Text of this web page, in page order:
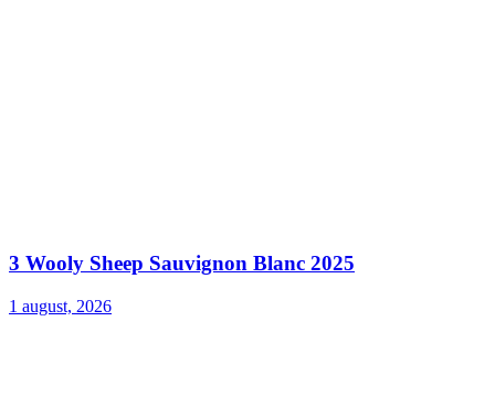
3 Wooly Sheep Sauvignon Blanc 2025
1 august, 2026